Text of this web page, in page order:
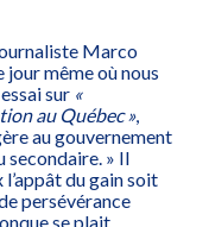
Marco
jour même où nous
sur «
au Québec »,
au gouvernement
secondaire. » Il
du gain soit
persévérance
se plait